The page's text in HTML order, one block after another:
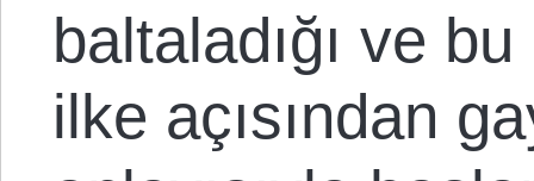
baltaladığı ve
ilke açısından